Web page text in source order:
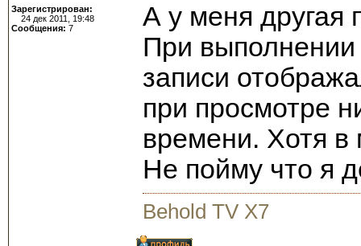
Зарегистрирован:
24 дек 2011, 19:48
Сообщения: 7
А у меня другая
При
записи
при просмотре
времени. Хотя в
Не пойму что я
Behold TV X7